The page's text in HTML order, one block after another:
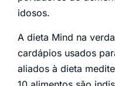
idosos.
A dieta Mind na
cardápios usados
aliados à dieta